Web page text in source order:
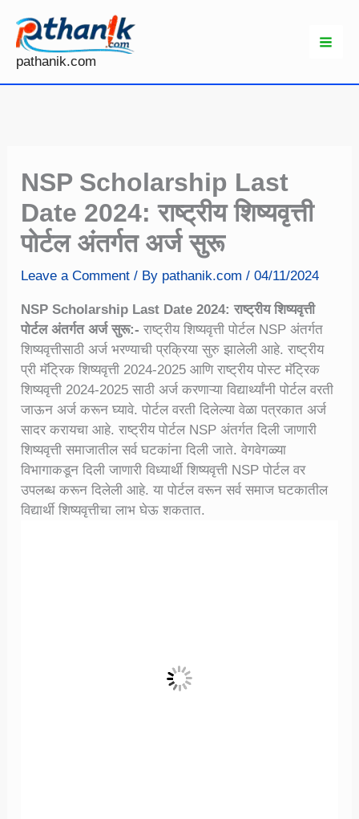
content
pathanik.com
NSP Scholarship Last
Date 2024: राष्ट्रीय शिष्यवृत्ती
पोर्टल अंतर्गत अर्ज सुरू
Leave a Comment / By pathanik.com/04/11/2024
NSP Scholarship Last Date 2024: राष्ट्रीय शिष्यवृत्ती
पोर्टल अंतर्गत अर्ज सुरू:- राष्ट्रीय शिष्यवृत्ती पोर्टल NSP अंतर्गत
शिष्यवृत्तीसाठी अर्ज भरण्याची प्रक्रिया सुरु झालेली आहे. राष्ट्रीय
प्री मॅट्रिक शिष्यवृत्ती 2024-2025 आणि राष्ट्रीय पोस्ट मॅट्रिक
शिष्यवृत्ती 2024-2025 साठी अर्ज करणाऱ्या विद्यार्थ्यांनी पोर्टल वरती
जाऊन अर्ज करून घ्यावे. पोर्टल वरती दिलेल्या वेळा पत्रकात अर्ज
सादर करायचा आहे. राष्ट्रीय पोर्टल NSP अंतर्गत दिली जाणारी
शिष्यवृत्ती समाजातील सर्व घटकांना दिली जाते. वेगवेगळ्या
विभागाकडून दिली जाणारी विध्यार्थी शिष्यवृत्ती NSP पोर्टल वर
उपलब्ध करून दिलेली आहे. या पोर्टल वरून सर्व समाज घटकातील
विद्यार्थी शिष्यवृत्तीचा लाभ घेऊ शकतात.